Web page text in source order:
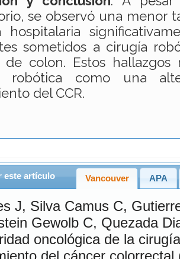
se observó una menor
hospitalaria
sometidos a cirugía
de colon. Estos
robótica como una
del CCR.
este artículo Vancouver APA
J, Silva CamusC,
GewolbC, Quezada
oncológica de la
del cáncer